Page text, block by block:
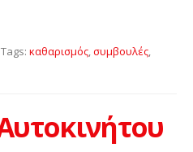
Tags: καθαρισμός,συμβουλές,